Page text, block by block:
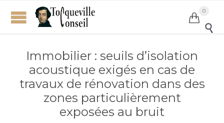

0

Immobilier : seuils d’isolation
acoustique exigés en cas de
travaux de rénovation dans des
zones particulièrement
exposées au bruit